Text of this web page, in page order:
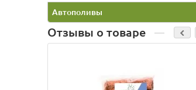
Автополивы
Отзывы о товаре